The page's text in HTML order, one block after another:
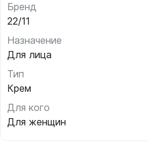
Бренд
22/11
Назначение
Для лица
Тип
Крем
Для кого
Для женщин